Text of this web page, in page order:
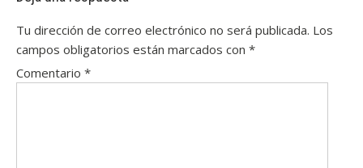
Tu dirección de correo electrónico no será publicada. Los
campos obligatorios están marcados con *
Comentario *